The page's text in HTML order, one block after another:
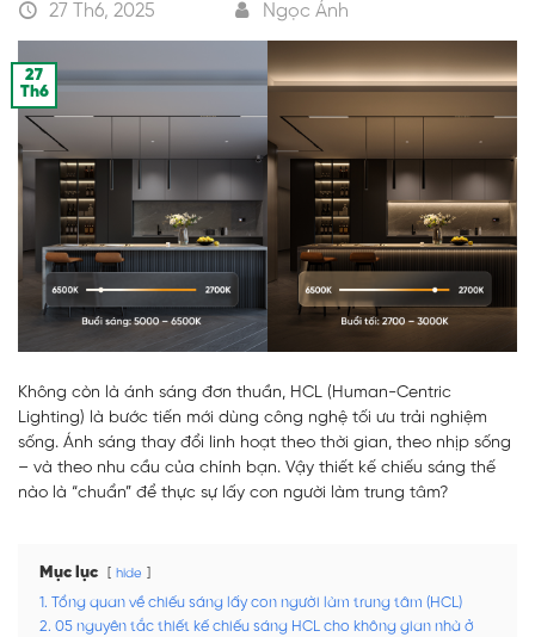
27 Th6, 2025 Ngọc Ánh
27
Th6
Không còn là ánh sáng đơn thuần, HCL (Human-Centric
Lighting) là bước tiến mới dùng công nghệ tối ưu trải nghiệm
sống. Ánh sáng thay đổi linh hoạt theo thời gian, theo nhịp sống
– và theo nhu cầu của chính bạn. Vậy thiết kế chiếu sáng thế
nào là “chuẩn” để thực sự lấy con người làm trung tâm?
Mục lục hide
1. Tổng quan về chiếu sáng lấy con người làm trung tâm (HCL)
2. 05 nguyên tắc thiết kế chiếu sáng HCL cho không gian nhà ở